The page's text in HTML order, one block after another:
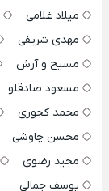
میلاد غلامی
مهدی شریفی
مسیح و آرش
مسعود صادقلو
محمد کجوری
محسن چاوشی
مجید رضوی
یوسف جمالی